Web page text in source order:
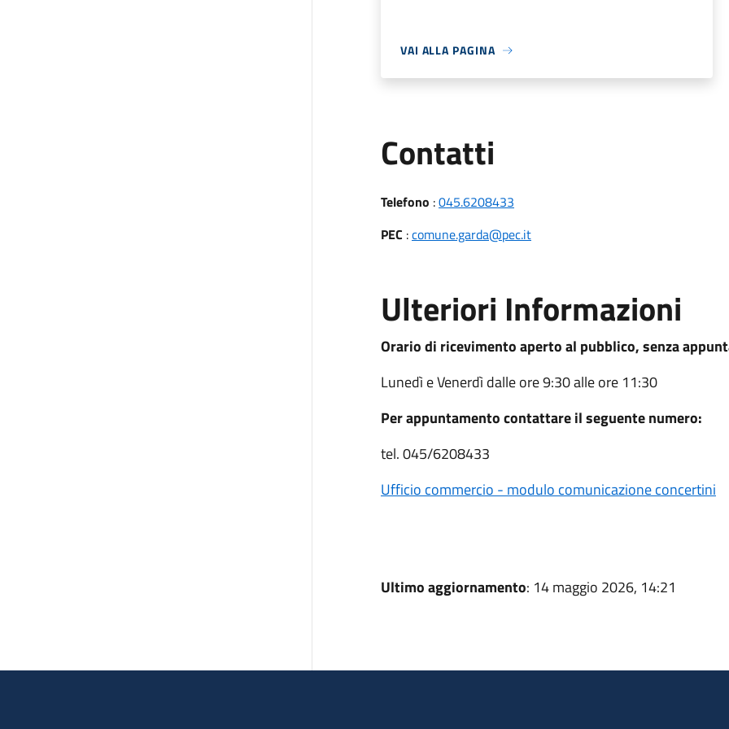
VAI ALLA PAGINA
Contatti
Telefono :045.6208433
PEC :comune.garda@pec.it
Ulteriori Informazioni
Orario di ricevimento aperto al pubblico, senza
Lunedì e Venerdì dalle ore 9:30 alle ore 11:30
Per appuntamento contattare il seguente numero:
tel. 045/6208433
Ufficio commercio - modulo comunicazione concertini
Ultimo aggiornamento: 14 maggio 2026, 14:21